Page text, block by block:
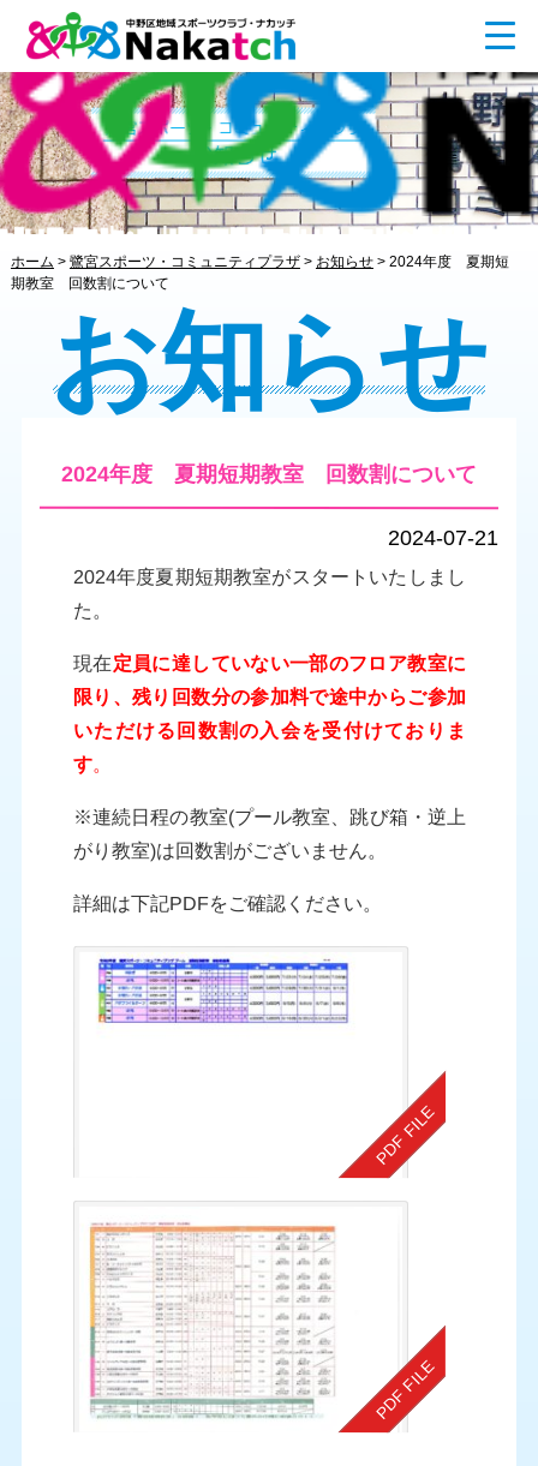
ホーム > 鷺宮スポーツ・コミュニティプラザ> お知らせ> 2024年度 夏期短
期教室 回数割について
お知らせ
2024年度 夏期短期教室 回数割について
2024-07-21
2024年度夏期短期教室がスタートいたしまし
た。
現在定員に達していない一部のフロア教室に
限り、残り回数分の参加料で途中からご参加
いただける回数割の入会を受付けておりま
す。
※連続日程の教室(プール教室、跳び箱・逆上
がり教室)は回数割がございません。
詳細は下記PDFをご確認ください。